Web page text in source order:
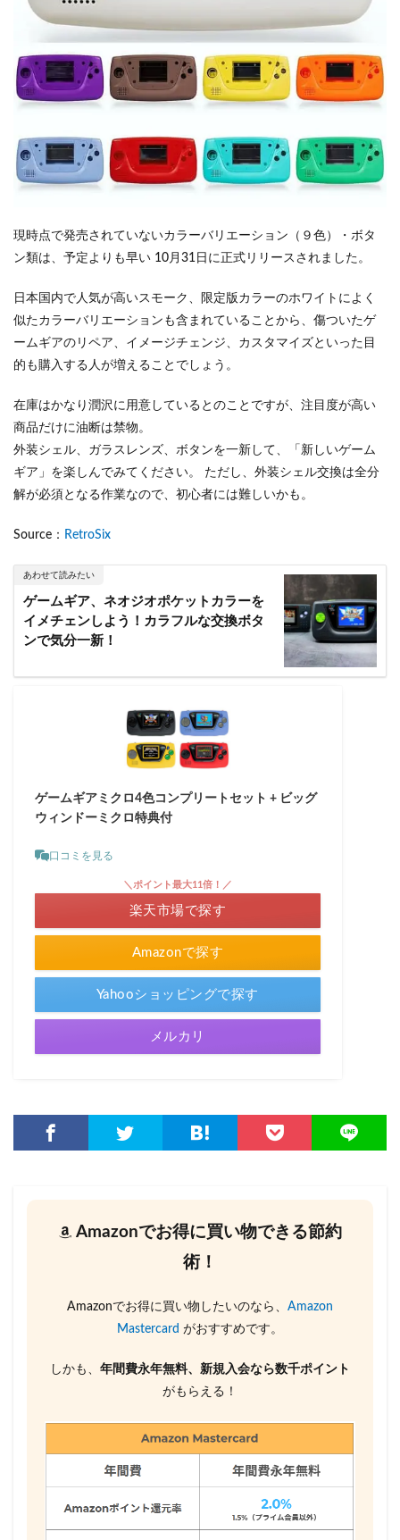
現時点で発売されていないカラーバリエーション（９色）・ボタ
ン類は、予定よりも早い 10月31日に正式リリースされました。
日本国内で人気が高いスモーク、限定版カラーのホワイトによく
似たカラーバリエーションも含まれていることから、傷ついたゲ
ームギアのリペア、イメージチェンジ、カスタマイズといった目
的も購入する人が増えることでしょう。
在庫はかなり潤沢に用意しているとのことですが、注目度が高い
商品だけに油断は禁物。
外装シェル、ガラスレンズ、ボタンを一新して、「新しいゲーム
ギア」を楽しんでみてください。 ただし、外装シェル交換は全分
解が必須となる作業なので、初心者には難しいかも。
Source： RetroSix
あわせて読みたい
ゲームギア、ネオジオポケットカラーを
イメチェンしよう！カラフルな交換ボタ
ンで気分一新！
ゲームギアミクロ4色コンプリートセット + ビッグ
ウィンドーミクロ特典付
口コミを見る
Amazonで探す
＼ポイント最大11倍！／
楽天市場で探す
Yahooショッピングで探す
メルカリ
Amazonでお得に買い物できる節約
術！
Amazonでお得に買い物したいのなら、 Amazon
Mastercard がおすすめです。
しかも、 年間費永年無料、新規入会なら数千ポイント
がもらえる！